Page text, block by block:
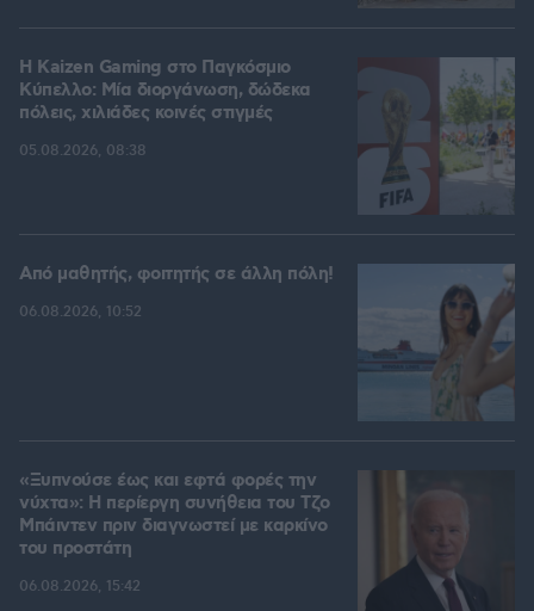
H Kaizen Gaming στο Παγκόσμιο
Kύπελλο: Μία διοργάνωση, δώδεκα
πόλεις, χιλιάδες κοινές στιγμές
05.08.2026, 08:38
Από μαθητής, φοιτητής σε άλλη πόλη!
06.08.2026, 10:52
«Ξυπνούσε έως και εφτά φορές την
νύχτα»: Η περίεργη συνήθεια του Τζο
Μπάιντεν πριν διαγνωστεί με καρκίνο
του προστάτη
06.08.2026, 15:42